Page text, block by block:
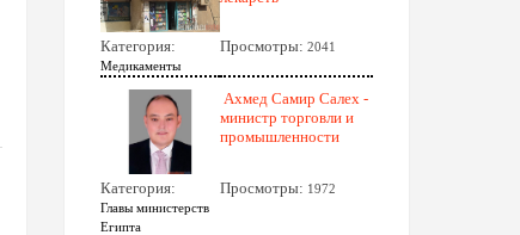
Категория:
Медикаменты
Просмотры: 2041
Ахмед Самир Салех -
министр торговли и
промышленности
Категория:
Главы министерств
Египта
Просмотры: 1972